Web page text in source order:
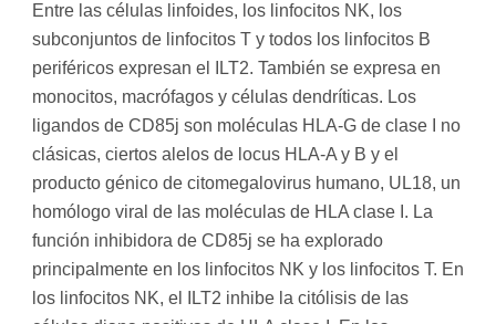
Entre las células linfoides, los linfocitos NK, los
subconjuntos de linfocitos T y todos los linfocitos B
periféricos expresan el ILT2. También se expresa en
monocitos, macrófagos y células dendríticas. Los
ligandos de CD85j son moléculas HLA-G de clase I no
clásicas, ciertos alelos de locus HLA-A y B y el
producto génico de citomegalovirus humano, UL18, un
homólogo viral de las moléculas de HLA clase I. La
función inhibidora de CD85j se ha explorado
principalmente en los linfocitos NK y los linfocitos T. En
los linfocitos NK, el ILT2 inhibe la citólisis de las